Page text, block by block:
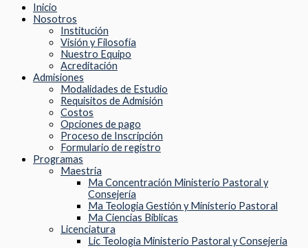
Inicio
Nosotros
Institución
Visión y Filosofía
Nuestro Equipo
Acreditación
Admisiones
Modalidades de Estudio
Requisitos de Admisión
Costos
Opciones de pago
Proceso de Inscripción
Formulario de registro
Programas
Maestria
Ma Concentración Ministerio Pastoral y
Consejería
Ma Teologia Gestión y Ministerio Pastoral
Ma Ciencias Biblicas
Licenciatura
Lic Teologia Ministerio Pastoral y Consejeria